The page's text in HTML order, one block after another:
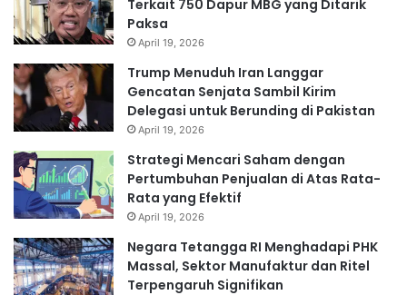
Terkait 750 Dapur MBG yang Ditarik
Paksa
April 19, 2026
Trump Menuduh Iran Langgar
Gencatan Senjata Sambil Kirim
Delegasi untuk Berunding di Pakistan
April 19, 2026
Strategi Mencari Saham dengan
Pertumbuhan Penjualan di Atas Rata-
Rata yang Efektif
April 19, 2026
Negara Tetangga RI Menghadapi PHK
Massal, Sektor Manufaktur dan Ritel
Terpengaruh Signifikan